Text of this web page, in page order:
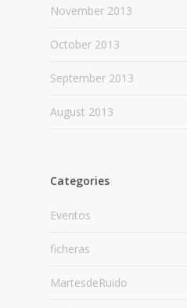
November 2013
October 2013
September 2013
August 2013
Categories
Eventos
ficheras
MartesdeRuido